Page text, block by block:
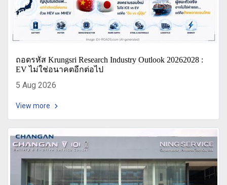
ถอดรหัส Krungsri Research Industry Outlook 20262028 :
EV ไม่ใช่อนาคตอีกต่อไป
5 Aug 2026
View more